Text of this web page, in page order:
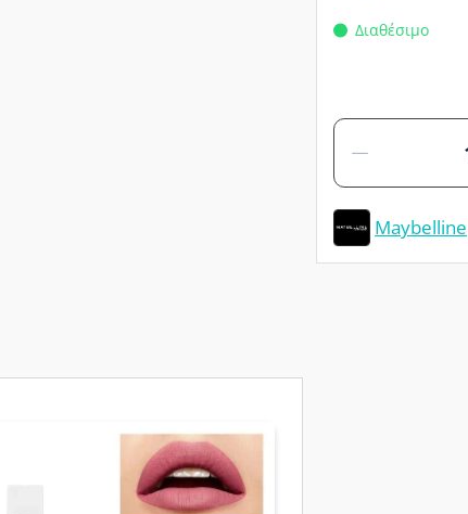
Διαθέσιμο
Maybelline